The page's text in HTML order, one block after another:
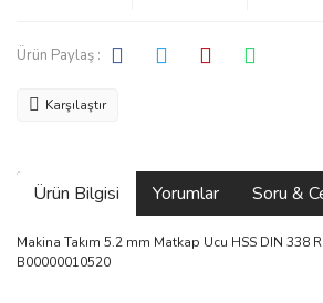
Ürün Paylaş :
Karşılaştır
Ürün Bilgisi Yorumlar Soru &
Makina Takım 5.2 mm Matkap Ucu HSS DIN 338
B00000010520